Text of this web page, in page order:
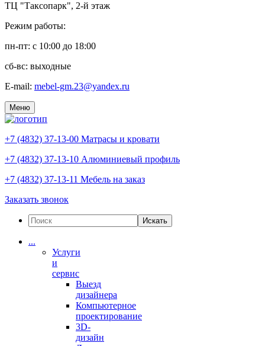
ТЦ "Таксопарк", 2-й этаж
Режим работы:
пн-пт: c 10:00 до 18:00
сб-вс: выходные
E-mail: mebel-gm.23@yandex.ru
Меню
+7 (4832) 37-13-00 Матрасы и кровати
+7 (4832) 37-13-10 Алюминиевый профиль
+7 (4832) 37-13-11 Мебель на заказ
Заказать звонок
Искать
...
Услуги
и
сервис
Выезд
дизайнера
Компьютерное
проектирование
3D-
дизайн